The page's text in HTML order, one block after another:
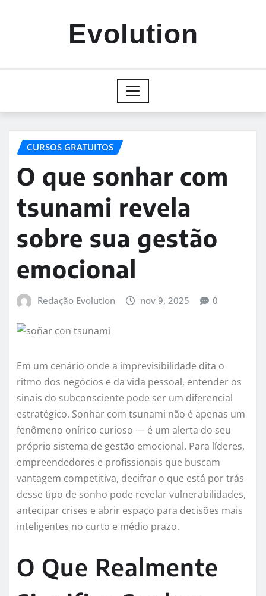
Evolution
CURSOS GRATUITOS
O que sonhar com
tsunami revela
sobre sua gestão
emocional
Redação Evolution nov 9, 2025 0
Em um cenário onde a imprevisibilidade dita o
ritmo dos negócios e da vida pessoal, entender os
sinais do subconsciente pode ser um diferencial
estratégico. Sonhar com tsunami não é apenas um
fenômeno onírico curioso — é um alerta do seu
próprio sistema de gestão emocional. Para líderes,
empreendedores e profissionais que buscam
vantagem competitiva, decifrar o que está por trás
desse tipo de sonho pode revelar vulnerabilidades,
antecipar crises e abrir espaço para decisões mais
inteligentes no curto e médio prazo.
O Que Realmente